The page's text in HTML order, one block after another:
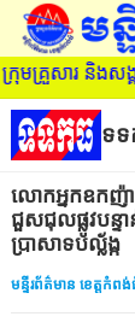
សង្គ
ទទ
លោកអ្នកឧកញ៉ា
ជួសជុលផ្លូវបន្ទ
ប្រាសាទបល្ល័ង្ក
មន្ទីរព័ត៌មាន ខេត្តកំព